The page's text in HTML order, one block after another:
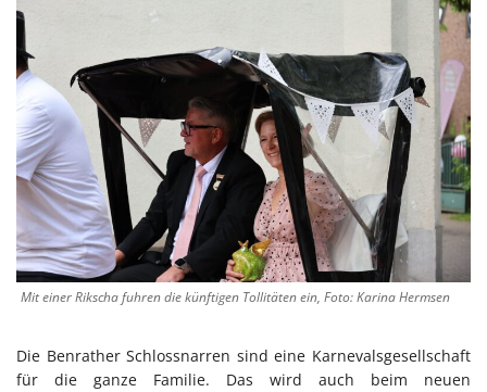
Mit einer Rikscha fuhren die künftigen Tollitäten ein, Foto: Karina Hermsen
Die Benrather Schlossnarren sind eine Karnevalsgesellschaft
für die ganze Familie. Das wird auch beim neuen